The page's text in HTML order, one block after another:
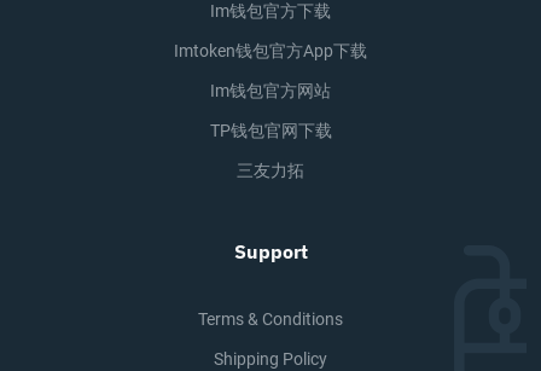
Im钱包官方下载
Imtoken钱包官方app下载
Im钱包官方网站
TP钱包官网下载
三友力拓
Support
Terms & Conditions
Shipping Policy